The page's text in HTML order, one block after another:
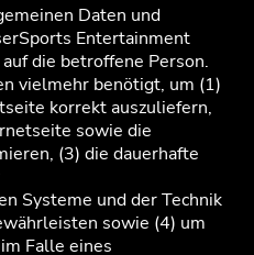
Daten und
Entertainment
die betroffene Person.
vielmehr benötigt, um (1)
korrekt auszuliefern,
sowie die
(3) die dauerhafte
Systeme und der Technik
sowie (4) um
Falle eines